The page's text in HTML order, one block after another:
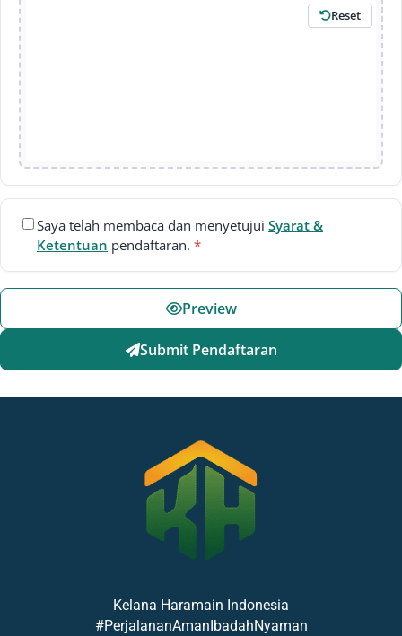
Rp 41.500.000
PLUS DUBAI SILVER
PLUS DUBAI PLATINUM
Saudia/Garuda 9 Hari
15 Oktober 2026 Saudia/Garuda 9 Hari
Rp 37.500.000
Reset
Saya telah membaca dan menyetujui Syarat &
Ketentuan pendaftaran. *
Preview
Submit Pendaftaran
Kelana Haramain Indonesia
#PerjalananAmanIbadahNyaman